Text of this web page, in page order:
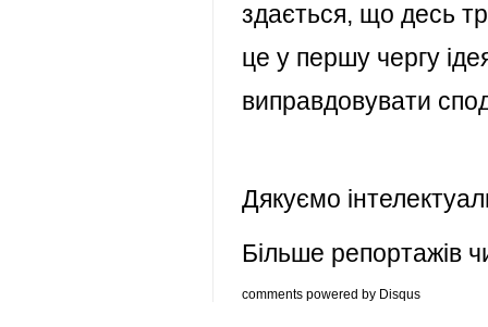
здається, що десь
це у першу чергу
виправдовувати
Дякуємо
Більше репортажів
comments powered by Disqus